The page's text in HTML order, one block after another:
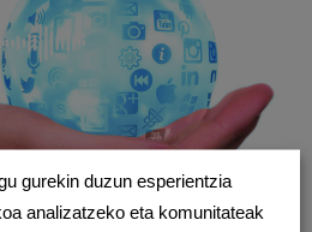
gurekin duzun esperientzia
analizatzeko eta komunitateak